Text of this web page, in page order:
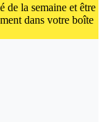
de la semaine et être
dans votre boîte